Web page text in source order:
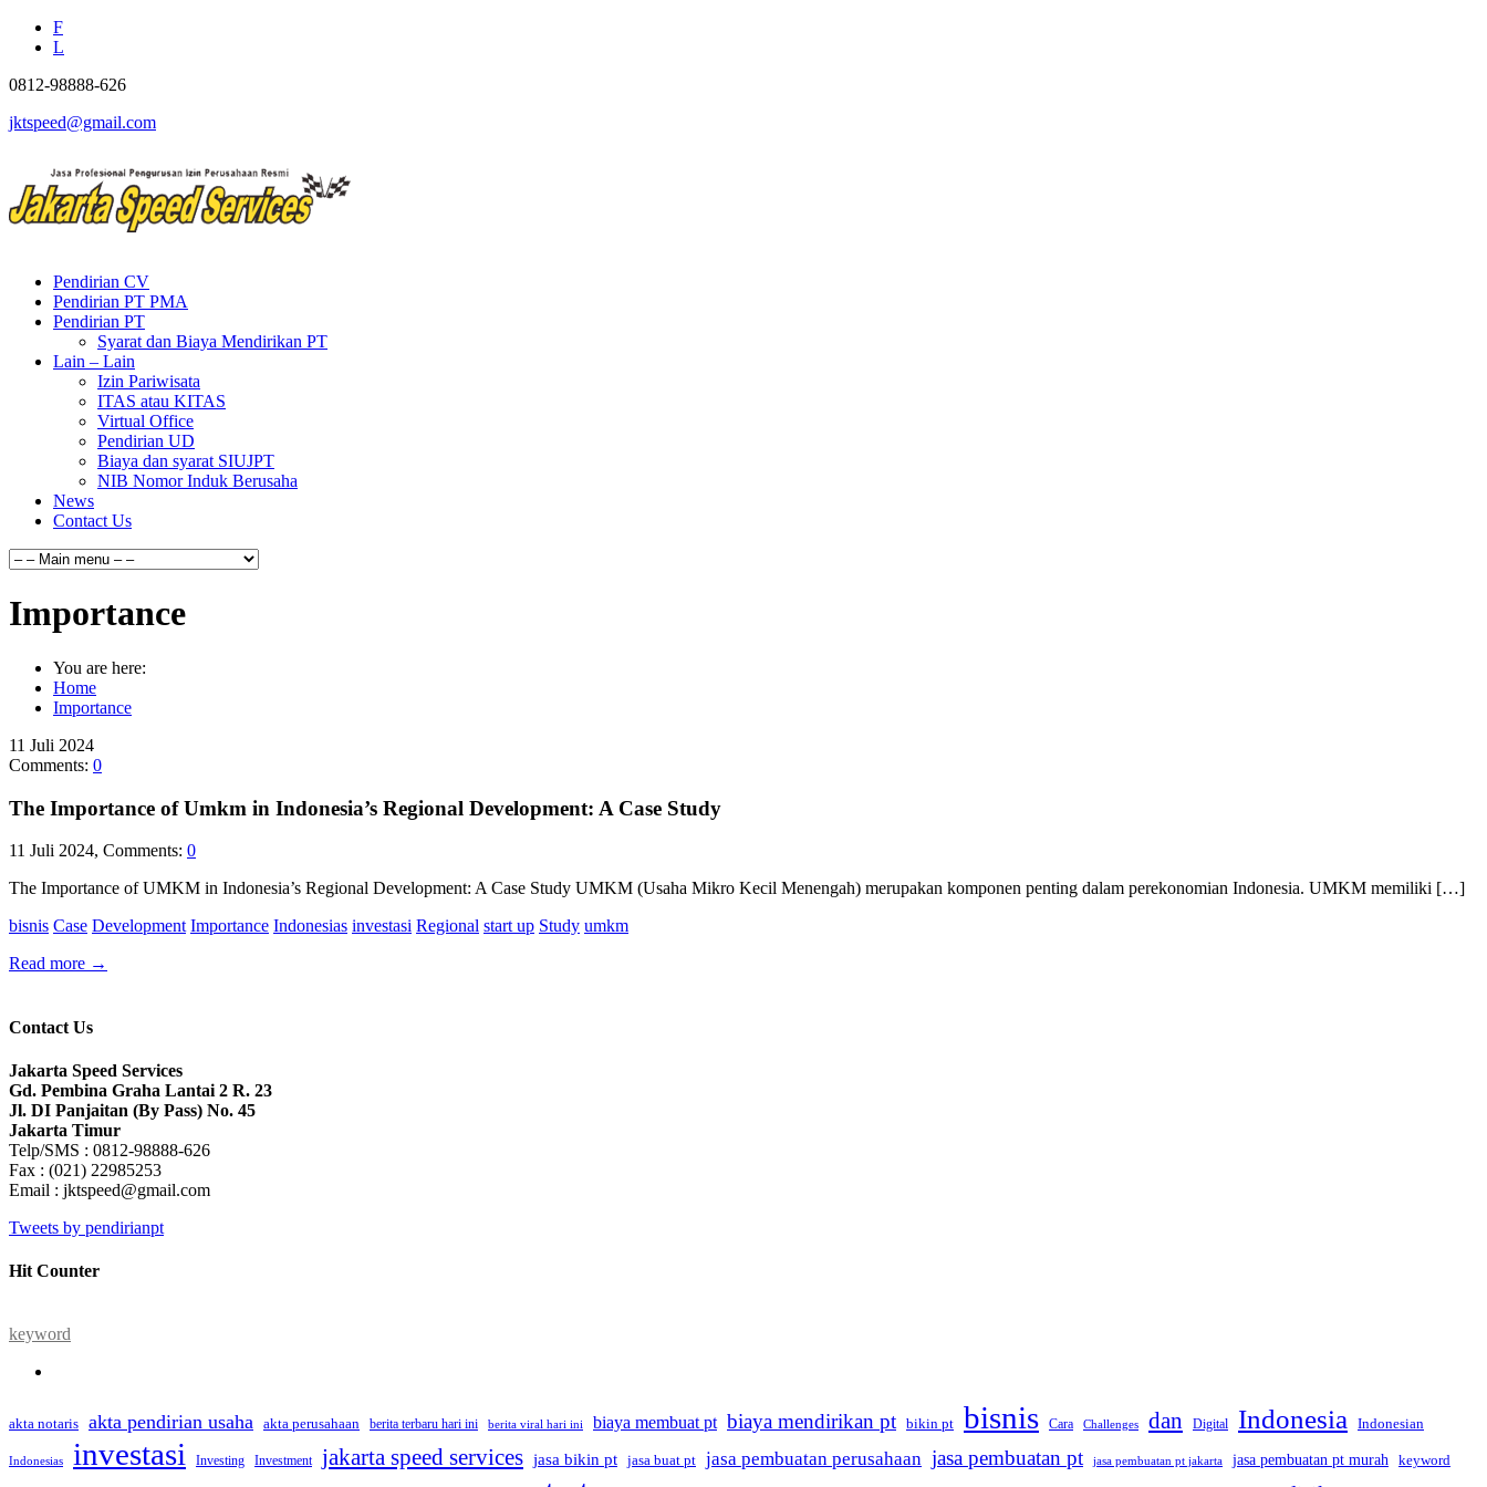
F
L
0812-98888-626
jktspeed@gmail.com
Pendirian CV
Pendirian PT PMA
Pendirian PT
Syarat dan Biaya Mendirikan PT
Lain – Lain
Izin Pariwisata
ITAS atau KITAS
Virtual Office
Pendirian UD
Biaya dan syarat SIUJPT
NIB Nomor Induk Berusaha
News
Contact Us
Importance
You are here:
Home
Importance
11 Juli 2024
Comments: 0
The Importance of Umkm in Indonesia’s Regional Development: A Case Study
11 Juli 2024, Comments: 0
The Importance of UMKM in Indonesia’s Regional Development: A Case Study UMKM (Usaha Mikro Kecil Menengah) merupakan komponen penting dalam perekonomian Indonesia. UMKM memiliki […]
bisnis Case Development Importance Indonesias investasi Regional start up Study umkm
Read more →
Contact Us
Jakarta Speed Services
Gd. Pembina Graha Lantai 2 R. 23
Jl. DI Panjaitan (By Pass) No. 45
Jakarta Timur
Telp/SMS : 0812-98888-626
Fax : (021) 22985253
Email : jktspeed@gmail.com
Tweets by pendirianpt
Hit Counter
keyword
akta notaris akta pendirian usaha akta perusahaan berita terbaru hari ini berita viral hari ini biaya membuat pt biaya mendirikan pt bikin pt bisnis Cara Challenges dan Digital Indonesia Indonesian
Indonesias investasi Investing Investment jakarta speed services jasa bikin pt jasa buat pt jasa pembuatan perusahaan jasa pembuatan pt jasa pembuatan pt jakarta jasa pembuatan pt murah keyword